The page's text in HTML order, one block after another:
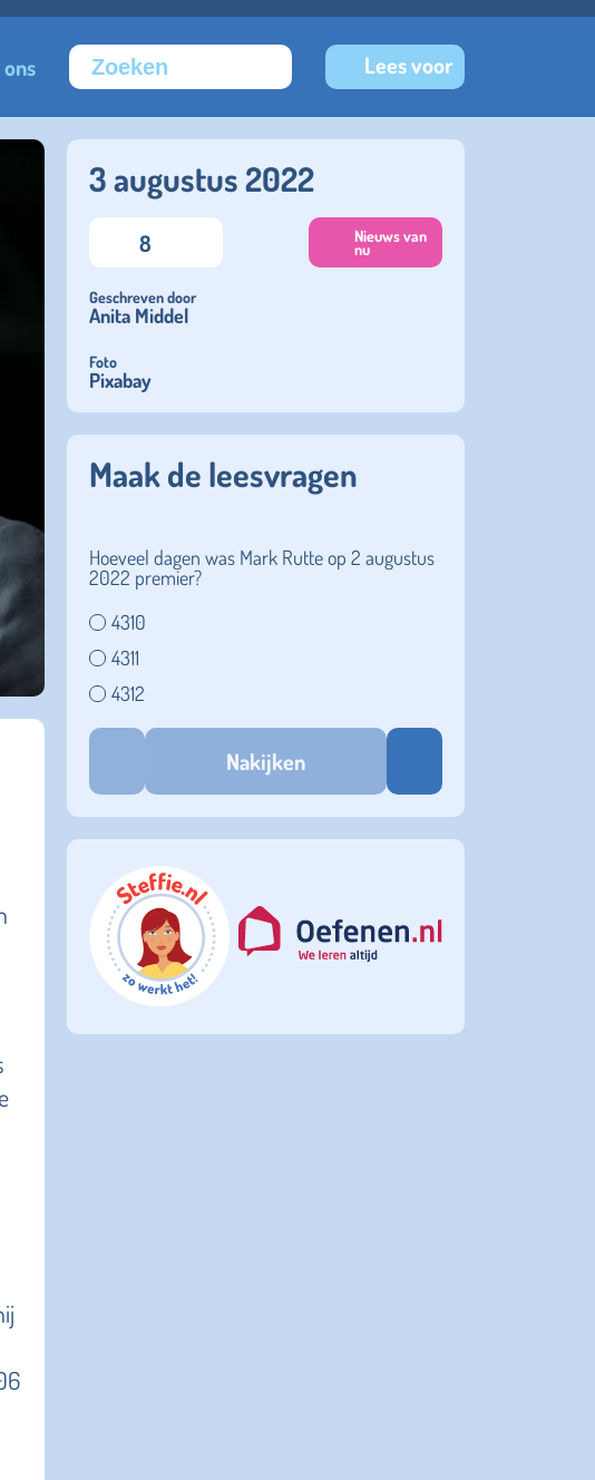
Lees voor
3 augustus 2022
8
Geschreven door
Anita Middel
Foto
Pixabay
Nieuws van
nu
Maak de leesvragen
Hoeveel dagen was Mark Rutte op 2 augustus
2022 premier?
4310
4311
4312
Nakijken